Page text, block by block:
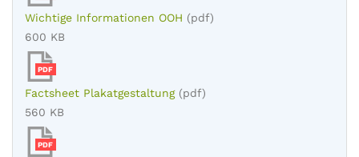
Wichtige Informationen OOH (pdf)
600 KB
PDF
Factsheet Plakatgestaltung (pdf)
560 KB
PDF